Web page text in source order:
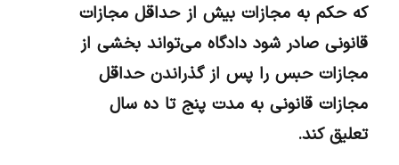
‌که حکم به مجازات بیش از حداقل مجازات
قانونی صادر شود دادگاه می‌تواند بخشی از
مجازات حبس را پس از گذراندن حداقل
مجازات قانونی به مدت پنج تا ده سال
تعلیق کند.